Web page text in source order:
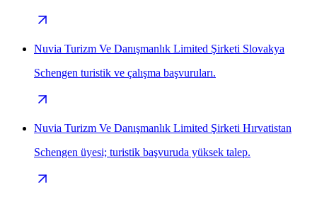
Nuvia Turizm Ve Danışmanlık Limited Şirketi Slovakya
Schengen turistik ve çalışma başvuruları.
Nuvia Turizm Ve Danışmanlık Limited Şirketi Hırvatistan
Schengen üyesi; turistik başvuruda yüksek talep.